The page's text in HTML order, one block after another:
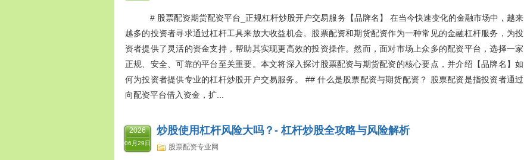
# 股票配资期货配资平台_正规杠杆炒股开户交易服务【品牌名】 在当今快速变化的金融市场中，越来
越多的投资者寻求通过杠杆工具来放大收益机会。股票配资和期货配资作为一种常见的金融杠杆服务，为投
资者提供了灵活的资金支持，帮助其实现更高效的投资操作。然而，面对市场上众多的配资平台，选择一家
正规、安全、可靠的平台至关重要。本文将深入探讨股票配资与期货配资的核心要点，并介绍【品牌名】如
何为投资者提供专业的杠杆炒股开户交易服务。 ## 什么是股票配资与期货配资？ 股票配资是指投资者通过
向配资平台借入资金，扩...
2026
06月29日
炒股使用杠杆风险大吗？- 杠杆炒股全攻略与风险解析
股票配资专业网